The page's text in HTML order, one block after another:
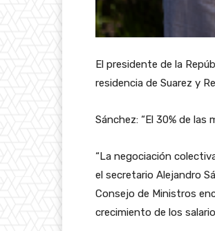
El presidente de la
residencia de Suarez y
Sánchez: “El 30% de
“La negociación
el secretario Alejandro
Consejo de Ministros
crecimiento de los